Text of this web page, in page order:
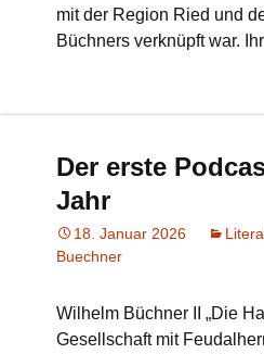
mit der Region Ried und
Büchners verknüpft war.
Der erste
Jahr
18. Januar 2026
Buechner
Wilhelm Büchner II „Die
Gesellschaft mit